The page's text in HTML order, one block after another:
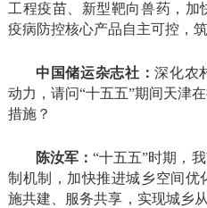
工程疫苗、新型靶向兽药，
疫病防控核心产品自主可控，
中国储运杂志社：深化农
动力，请问“十五五”期间天津
措施？
陈汝军：“十五五”时期，
制机制，加快推进城乡空间优
施共建、服务共享，实现城乡